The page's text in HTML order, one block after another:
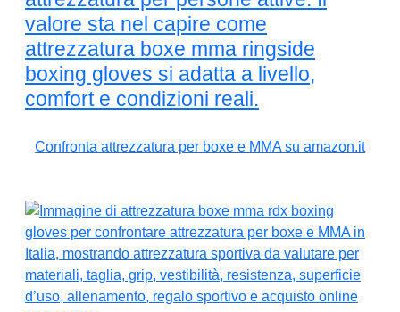
valore sta nel capire come
attrezzatura boxe mma ringside
boxing gloves si adatta a livello,
comfort e condizioni reali.
Confronta attrezzatura per boxe e MMA su amazon.it